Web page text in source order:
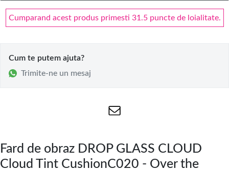
Cumparand acest produs primesti 31.5 puncte de loialitate.
Cum te putem ajuta?
Trimite-ne un mesaj
Fard de obraz DROP GLASS CLOUD
Cloud Tint CushionC020 - Over the